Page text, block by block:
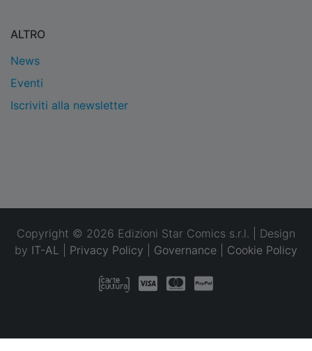
ALTRO
News
Eventi
Iscriviti alla newsletter
Copyright © 2026 Edizioni Star Comics s.r.l. | Design
by IT-AL Privacy Policy Governance Cookie Policy